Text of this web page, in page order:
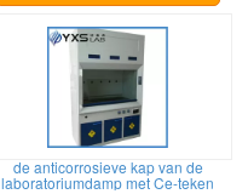
de anticorrosieve kap van de
laboratoriumdamp met Ce-teken